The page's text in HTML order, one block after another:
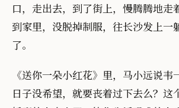
口，走出去，到了街上，慢腾腾地
到家里，没脱掉制服，往长沙发上
了。
《送你一朵小红花》里，马小远说
日子没希望，就要丧着过下去么？这